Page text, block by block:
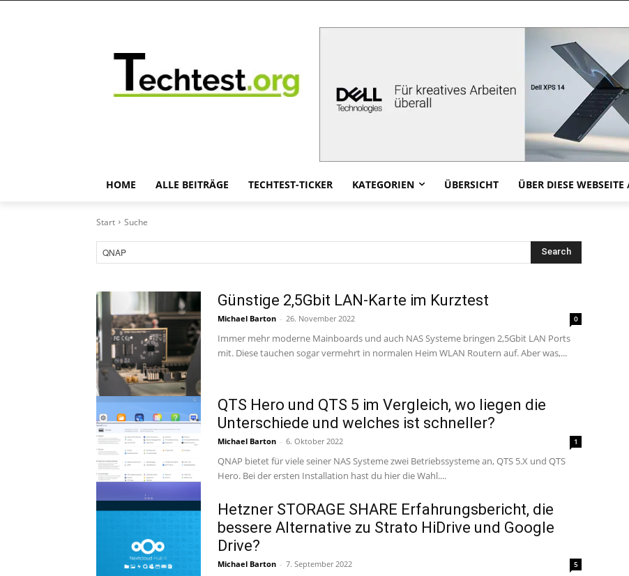
HOME ALLE BEITRÄGE TECHTEST-TICKER KATEGORIEN ÜBERSICHT ÜBER DIESE
Start Suche
Search
Günstige 2,5Gbit LAN-Karte im Kurztest
Michael Barton - 26. November 2022 0
Immer mehr moderne Mainboards und auch NAS Systeme bringen 2,5Gbit LAN Ports
mit. Diese tauchen sogar vermehrt in normalen Heim WLAN Routern auf. Aber was,...
QTS Hero und QTS 5 im Vergleich, wo liegen die
Unterschiede und welches ist schneller?
Michael Barton - 6. Oktober 2022 1
QNAP bietet für viele seiner NAS Systeme zwei Betriebssysteme an, QTS 5.X und QTS
Hero. Bei der ersten Installation hast du hier die Wahl....
Hetzner STORAGE SHARE Erfahrungsbericht, die
bessere Alternative zu Strato HiDrive und Google
Drive?
Michael Barton - 7. September 2022 5